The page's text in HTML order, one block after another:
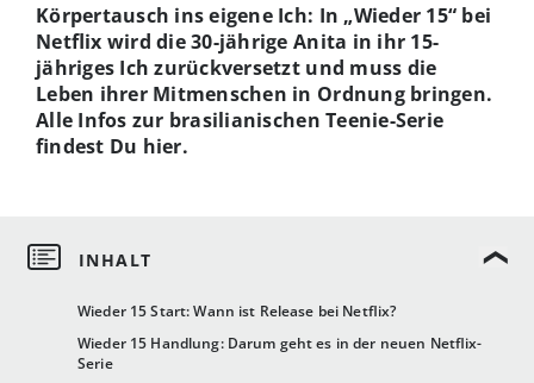
Wieder 15 Start: Wann ist Release bei Netflix?
Wieder 15 Handlung: Darum geht es in der neuen Netflix-
Serie
Körpertausch ins eigene Ich: In „Wieder 15“ bei
Netflix wird die 30-jährige Anita in ihr 15-
jähriges Ich zurückversetzt und muss die
Leben ihrer Mitmenschen in Ordnung bringen.
Alle Infos zur brasilianischen Teenie-Serie
findest Du hier.